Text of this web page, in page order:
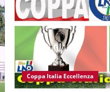
Coppa Italia Eccellenza